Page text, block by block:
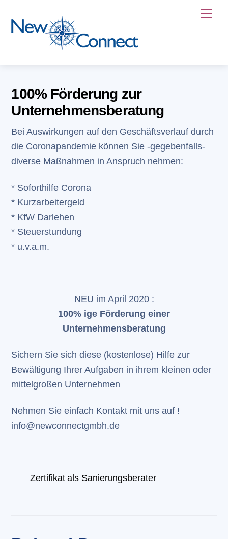
content
100% Förderung zur
Unternehmensberatung
Bei Auswirkungen auf den Geschäftsverlauf durch
die Coronapandemie können Sie -gegebenfalls-
diverse Maßnahmen in Anspruch nehmen:
* Soforthilfe Corona
* Kurzarbeitergeld
* KfW Darlehen
* Steuerstundung
* u.v.a.m.
NEU im April 2020 :
100% ige Förderung einer
Unternehmensberatung
Sichern Sie sich diese (kostenlose) Hilfe zur
Bewältigung Ihrer Aufgaben in ihrem kleinen oder
mittelgroßen Unternehmen
Nehmen Sie einfach Kontakt mit uns auf !
info@newconnectgmbh.de
Zertifikat als Sanierungsberater